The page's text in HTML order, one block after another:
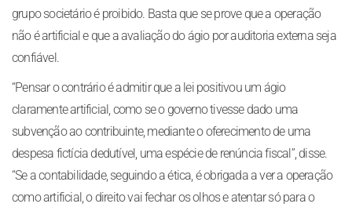
grupo societário é proibido. Basta que se prove que a operação
não é artificial e que a avaliação do ágio por auditoria externa seja
confiável.
“Pensar o contrário é admitir que a lei positivou um ágio
claramente artificial, como se o governo tivesse dado uma
subvenção ao contribuinte, mediante o oferecimento de uma
despesa fictícia dedutível, uma espécie de renúncia fiscal”, disse.
“Se a contabilidade, seguindo a ética, é obrigada a ver a operação
como artificial, o direito vai fechar os olhos e atentar só para o